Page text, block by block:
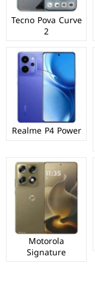
Tecno Pova Curve
2
Realme P4 Power
Motorola
Signature